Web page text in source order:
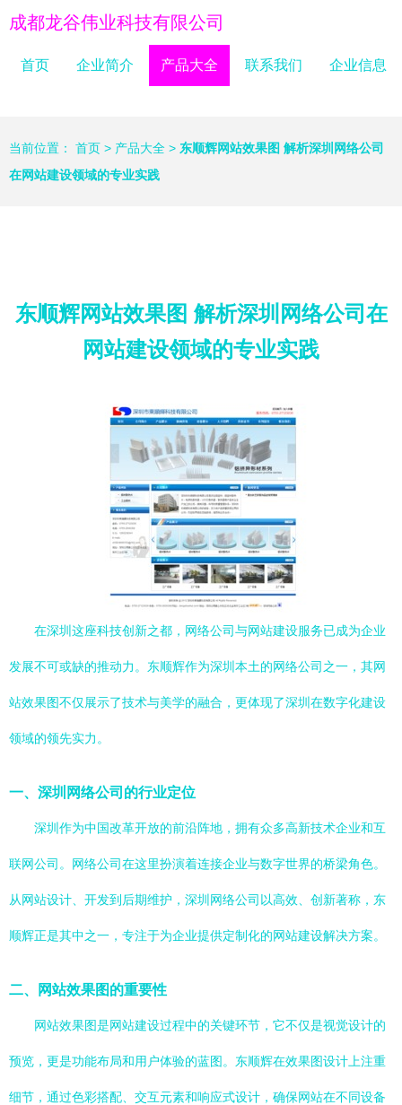
成都龙谷伟业科技有限公司
首页 企业简介 产品大全 联系我们 企业信息
当前位置： 首页 > 产品大全 > 东顺辉网站效果图 解析深圳网络公司
在网站建设领域的专业实践
东顺辉网站效果图 解析深圳网络公司在
网站建设领域的专业实践
在深圳这座科技创新之都，网络公司与网站建设服务已成为企业
发展不可或缺的推动力。东顺辉作为深圳本土的网络公司之一，其网
站效果图不仅展示了技术与美学的融合，更体现了深圳在数字化建设
领域的领先实力。
一、深圳网络公司的行业定位
深圳作为中国改革开放的前沿阵地，拥有众多高新技术企业和互
联网公司。网络公司在这里扮演着连接企业与数字世界的桥梁角色。
从网站设计、开发到后期维护，深圳网络公司以高效、创新著称，东
顺辉正是其中之一，专注于为企业提供定制化的网站建设解决方案。
二、网站效果图的重要性
网站效果图是网站建设过程中的关键环节，它不仅是视觉设计的
预览，更是功能布局和用户体验的蓝图。东顺辉在效果图设计上注重
细节，通过色彩搭配、交互元素和响应式设计，确保网站在不同设备